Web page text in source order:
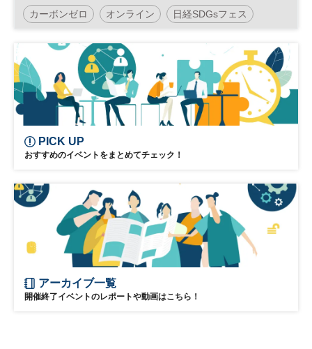
カーボンゼロ オンライン 日経SDGsフェス
SDGs
PICK UP
おすすめのイベントをまとめてチェック！
アーカイブ一覧
開催終了イベントのレポートや動画はこちら！